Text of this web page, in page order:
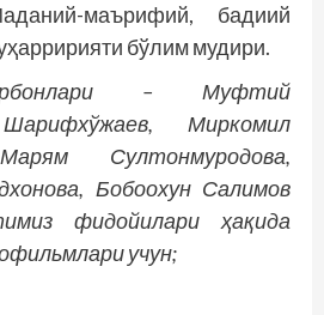
маърифий, бадиий
бўлим мудири.
– Муфтий
Миркомил
Султонмуродова,
Бобоохун Салимов
фидойилари ҳақида
учун;